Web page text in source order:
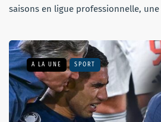
saisons en ligue professionnelle,
A LA UNE SPORT